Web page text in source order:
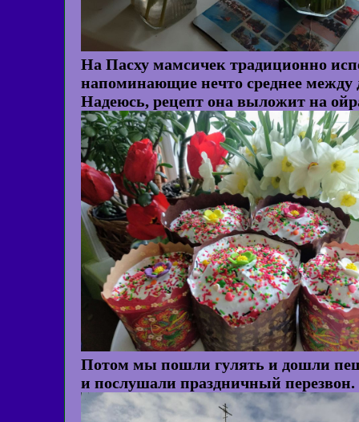
На Пасху мамсичек традиционно
напоминающие нечто среднее
Надеюсь, рецепт она выложит на
Потом мы пошли гулять и дошли
и послушали праздничный перезвон.